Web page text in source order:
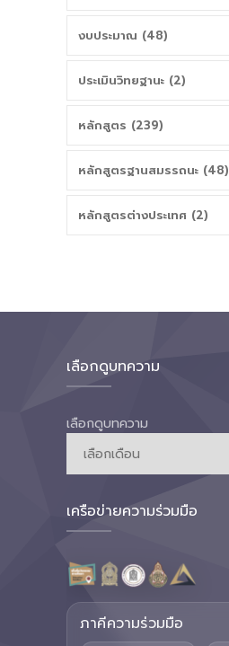
งบประมาณ (48)
ประเมินวิทยฐานะ (2)
หลักสูตร (239)
หลักสูตรฐานสมรรถนะ (48)
หลักสูตรต่างประเทศ (2)
เลือกดูบทความ
เลือกดูบทความ
เครือข่ายความร่วมมือ
ภาคีความร่วมมือ